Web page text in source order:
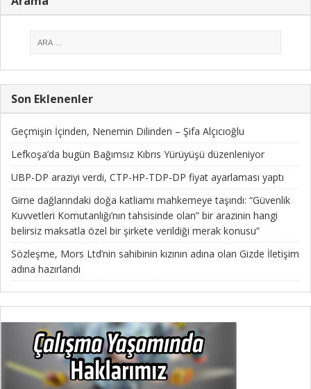
Son Eklenenler
Geçmişin İçinden, Nenemin Dilinden – Şifa Alçıcıoğlu
Lefkoşa’da bugün Bağımsız Kıbrıs Yürüyüşü düzenleniyor
UBP-DP araziyi verdi, CTP-HP-TDP-DP fiyat ayarlaması yaptı
Girne dağlarındaki doğa katliamı mahkemeye taşındı: “Güvenlik
Kuvvetleri Komutanlığı’nın tahsisinde olan” bir arazinin hangi
belirsiz maksatla özel bir şirkete verildiği merak konusu”
Sözleşme, Mors Ltd’nin sahibinin kızının adına olan Gizde İletişim
adına hazırlandı